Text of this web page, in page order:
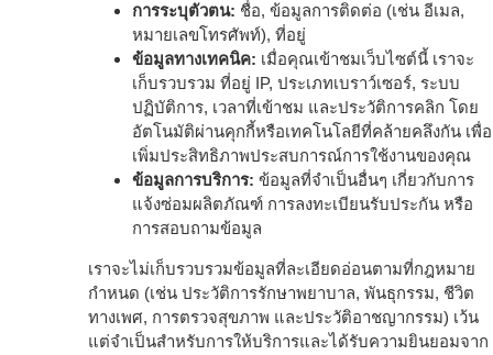
การระบุตัวตน: ชื่อ, ข้อมูลการติดต่อ (เช่น อีเมล,
หมายเลขโทรศัพท์), ที่อยู่
ข้อมูลทางเทคนิค: เมื่อคุณเข้าชมเว็บไซต์นี้ เราจะ
เก็บรวบรวม ที่อยู่ IP, ประเภทเบราว์เซอร์, ระบบ
ปฏิบัติการ, เวลาที่เข้าชม และประวัติการคลิก โดย
อัตโนมัติผ่านคุกกี้หรือเทคโนโลยีที่คล้ายคลึงกัน เพื่อ
เพิ่มประสิทธิภาพประสบการณ์การใช้งานของคุณ
ข้อมูลการบริการ: ข้อมูลที่จำเป็นอื่นๆ เกี่ยวกับการ
แจ้งซ่อมผลิตภัณฑ์ การลงทะเบียนรับประกัน หรือ
การสอบถามข้อมูล
เราจะไม่เก็บรวบรวมข้อมูลที่ละเอียดอ่อนตามที่กฎหมาย
กำหนด (เช่น ประวัติการรักษาพยาบาล, พันธุกรรม, ชีวิต
ทางเพศ, การตรวจสุขภาพ และประวัติอาชญากรรม) เว้น
แต่จำเป็นสำหรับการให้บริการและได้รับความยินยอมจาก